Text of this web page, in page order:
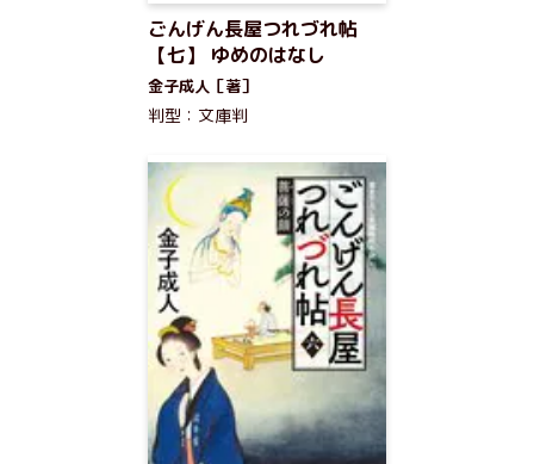
ごんげん長屋つれづれ帖
【七】 ゆめのはなし
金子成人［著］
判型：文庫判